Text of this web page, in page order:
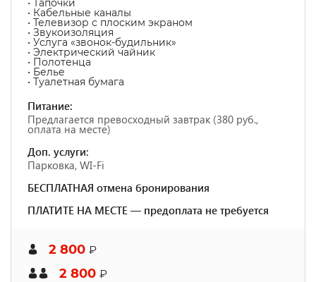
• Тапочки
• Кабельные каналы
• Телевизор с плоским экраном
• Звукоизоляция
• Услуга «звонок-будильник»
• Электрический чайник
• Полотенца
• Белье
• Туалетная бумага
Питание:
Предлагается превосходный завтрак (380 руб.,
оплата на месте)
Доп. услуги:
Парковка, WI-Fi
БЕСПЛАТНАЯ отмена бронирования
ПЛАТИТЕ НА МЕСТЕ — предоплата не требуется
2 800 ₽
2 800 ₽